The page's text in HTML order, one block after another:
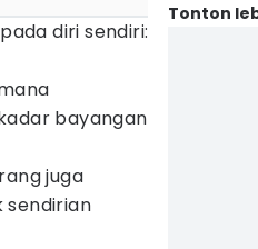
diri sendiri:
bayangan
juga
sendirian
Tonton